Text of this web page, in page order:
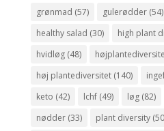
grønmad (57) gulerødder(54)
healthy salad (30) high plant
hvidløg(48)
høj plantediversitet(140)
keto (42) lchf(49) løg(82)
nødder(33) plant diversity